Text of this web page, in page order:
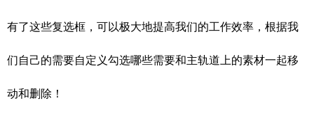
有了这些复选框，可以极大地提高我们的工作效率，根据我
们自己的需要自定义勾选哪些需要和主轨道上的素材一起移
动和删除！